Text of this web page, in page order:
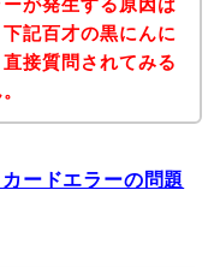
が発生する原因は
記百才の黒にんに
接質問されてみる
ードエラーの問題